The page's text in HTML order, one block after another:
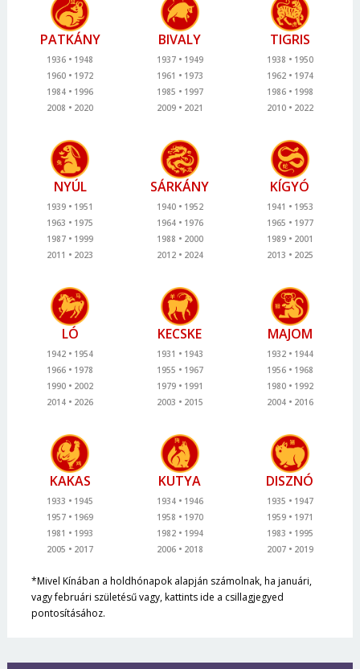
PATKÁNY
1936
1948
1960
1972
1984
1996
2008
2020
BIVALY
1937
1949
1961
1973
1985
1997
2009
2021
TIGRIS
1938
1950
1962
1974
1986
1998
2010
2022
NYÚL
1939
1951
1963
1975
1987
1999
2011
2023
SÁRKÁNY
1940
1952
1964
1976
1988
2000
2012
2024
KÍGYÓ
1941
1953
1965
1977
1989
2001
2013
2025
LÓ
1942
1954
1966
1978
1990
2002
2014
2026
KECSKE
1931
1943
1955
1967
1979
1991
2003
2015
MAJOM
1932
1944
1956
1968
1980
1992
2004
2016
KAKAS
1933
1945
1957
1969
1981
1993
2005
2017
KUTYA
1934
1946
1958
1970
1982
1994
2006
2018
DISZNÓ
1935
1947
1959
1971
1983
1995
2007
2019
*Mivel Kínában a holdhónapok alapján számolnak, ha januári,
vagy februári születésű vagy, kattints ide a csillagjegyed
pontosításához.